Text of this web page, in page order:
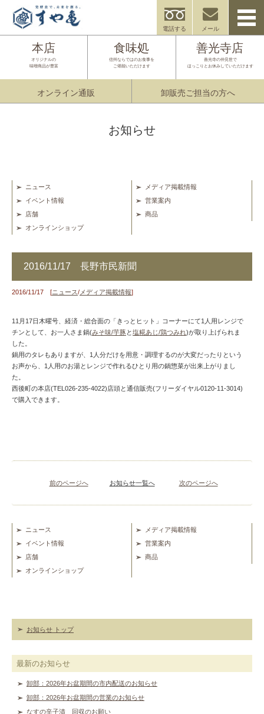
電話する メール
本店
オリジナルの
味噌商品が豊富
食味処
信州ならではのお食事を
ご堪能いただけます
善光寺店
善光寺の仲見世で
ほっこりとお休みしていただけます
オンライン通販 卸販売ご担当の方へ
お知らせ
ニュース
メディア掲載情報
イベント情報
営業案内
店舗
商品
オンラインショップ
2016/11/17 長野市民新聞
2016/11/17 [ニュース/ メディア掲載情報]
11月17日木曜号、経済・総合面の「きっとヒット」コーナーにて1人用レンジで
チンとして、お一人さま鍋(みそ味/芋豚と塩糀あじ/鶏つみれ)が取り上げられま
した。
鍋用のタレもありますが、1人分だけを用意・調理するのが大変だったりという
お声から、1人用のお湯とレンジで作れるひとり用の鍋惣菜が出来上がりまし
た。
西後町の本店(TEL026-235-4022)店頭と通信販売(フリーダイヤル0120-11-3014)
で購入できます。
前のページへ お知らせ一覧へ 次のページへ
ニュース
メディア掲載情報
イベント情報
営業案内
店舗
商品
オンラインショップ
お知らせ トップ
最新のお知らせ
卸部：2026年お盆期間の市内配送のお知らせ
卸部：2026年お盆期間の営業のお知らせ
なすの辛子漬 回収のお願い